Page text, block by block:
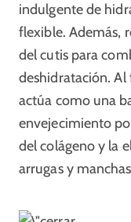
indulgente de
flexible. Además,
del cutis para
deshidratación.
actúa como una
envejecimiento
del colágeno y la
arrugas y